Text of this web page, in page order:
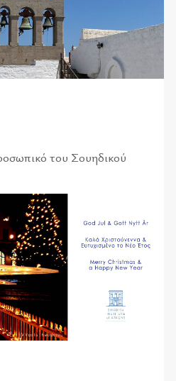
του Σου­η­δι­κού